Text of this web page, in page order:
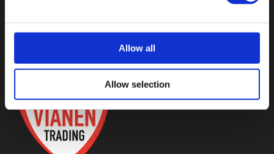
Allow all
Allow selection